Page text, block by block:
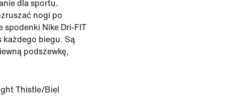
dla sportu.
nogi po
spodenki Nike Dri-FIT
każdego biegu. Są
podszewkę,
Thistle/Biel